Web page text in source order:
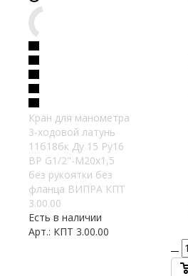
Кран для манометра
3-ходовой латунь
11б18бк Ду 15 Ру16
ВР G1/2"-М20х1,5
без рукоятки без
фланца ВИПРА КПТ
3.00.00
Есть в наличии
Арт.: КПТ 3.00.00